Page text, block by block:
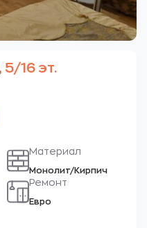
5/16 эт.
Материал
Монолит/Кирпич
Ремонт
Евро